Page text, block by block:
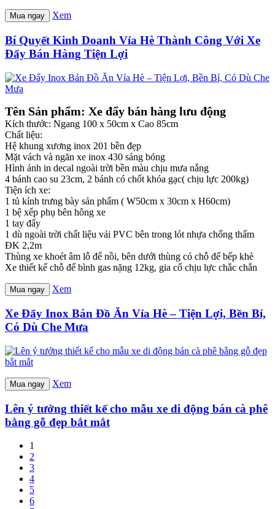
Mua ngay Xem
Bí Quyết Kinh Doanh Vỉa Hè Thành Công Với Xe
Đẩy Bán Hàng Tiện Lợi
Tên Sản phẩm: Xe đẩy bán hàng lưu động
Kích thước: Ngang 100 x 50cm x Cao 85cm
Chất liệu:
Hệ khung xương inox 201 bền đẹp
Mặt vách và ngăn xe inox 430 sáng bóng
Hình ảnh in decal ngoài trời bền màu chịu mưa nắng
4 bánh cao su 23cm, 2 bánh có chốt khóa gạc( chịu lực 200kg)
Tiện ích xe:
1 tủ kính trưng bày sản phẩm ( W50cm x 30cm x H60cm)
1 bệ xếp phụ bên hông xe
1 tay đẩy
1 dù ngoài trời chất liệu vải PVC bên trong lót nhựa chống thấm
ĐK 2,2m
Thùng xe khoét âm lỗ để nồi, bên dưới thùng có chỗ để bếp khè
Xe thiết kế chỗ để bình gas nặng 12kg, gia cố chịu lực chắc chắn
Mua ngay Xem
Xe Đẩy Inox Bán Đồ Ăn Vỉa Hè – Tiện Lợi, Bền Bỉ,
Có Dù Che Mưa
Mua ngay Xem
Lên ý tưởng thiết kế cho mẫu xe di động bán cà phê
bằng gỗ đẹp bắt mắt
1
2
3
4
5
6